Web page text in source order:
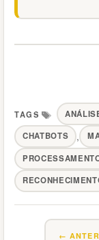
Tags
CHATBOTS ,